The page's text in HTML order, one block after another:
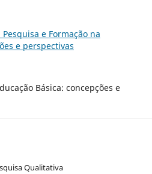
Pesquisa e Formação na
e perspectivas
Básica: concepções e
Qualitativa